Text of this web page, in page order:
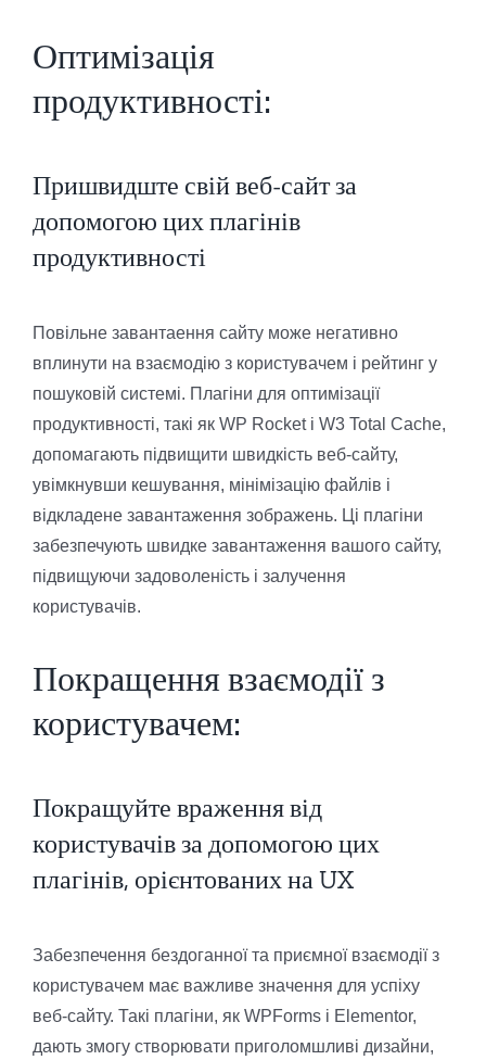
Оптимізація
продуктивності:
Пришвидште свій веб-сайт за
допомогою цих плагінів
продуктивності
Повільне завантаення сайту може негативно
вплинути на взаємодію з користувачем і рейтинг у
пошуковій системі. Плагіни для оптимізації
продуктивності, такі як WP Rocket і W3 Total Cache,
допомагають підвищити швидкість веб-сайту,
увімкнувши кешування, мінімізацію файлів і
відкладене завантаження зображень. Ці плагіни
забезпечують швидке завантаження вашого сайту,
підвищуючи задоволеність і залучення
користувачів.
Покращення взаємодії з
користувачем:
Покращуйте враження від
користувачів за допомогою цих
плагінів, орієнтованих на UX
Забезпечення бездоганної та приємної взаємодії з
користувачем має важливе значення для успіху
веб-сайту. Такі плагіни, як WPForms і Elementor,
дають змогу створювати приголомшливі дизайни,